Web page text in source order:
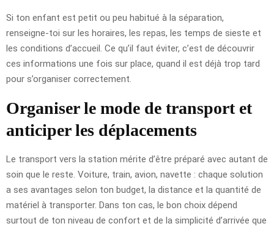
Si ton enfant est petit ou peu habitué à la séparation,
renseigne-toi sur les horaires, les repas, les temps de sieste et
les conditions d’accueil. Ce qu’il faut éviter, c’est de découvrir
ces informations une fois sur place, quand il est déjà trop tard
pour s’organiser correctement.
Organiser le mode de transport et
anticiper les déplacements
Le transport vers la station mérite d’être préparé avec autant de
soin que le reste. Voiture, train, avion, navette : chaque solution
a ses avantages selon ton budget, la distance et la quantité de
matériel à transporter. Dans ton cas, le bon choix dépend
surtout de ton niveau de confort et de la simplicité d’arrivée que